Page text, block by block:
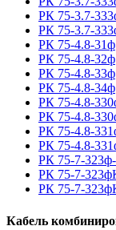
РК 75-3.7-
РК 75-3.7-
РК 75-4.8-31ф
РК 75-4.8-32ф
РК 75-4.8-33ф
РК 75-4.8-34ф
РК 75-4.8-
РК 75-4.8-
РК 75-4.8-
РК 75-4.8-
РК 75-7-
РК 75-7-
РК 75-7-
Кабель